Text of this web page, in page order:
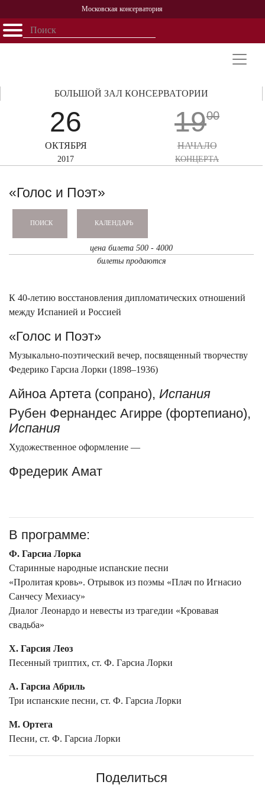
Московская консерватория
Открыть - закрыть
Персоналии
История
26
ОКТЯБРЯ
2017
БОЛЬШОЙ ЗАЛ КОНСЕРВАТОРИИ
1900
НАЧАЛО
КОНЦЕРТА
«Голос и Поэт»
ПОИСК КАЛЕНДАРЬ
цена билета 500 - 4000
билеты продаются
К 40-летию восстановления дипломатических отношений
между Испанией и Россией
«Голос и Поэт»
Музыкально-поэтический вечер, посвященный творчеству
Федерико Гарсиа Лорки (1898–1936)
Айноа Артета (сопрано), Испания
Рубен Фернандес Агирре (фортепиано),
Испания
Художественное оформление —
Фредерик Амат
В программе:
Ф. Гарсиа Лорка
Старинные народные испанские песни
«Пролитая кровь». Отрывок из поэмы «Плач по Игнасио
Санчесу Мехиасу»
Диалог Леонардо и невесты из трагедии «Кровавая
свадьба»
Х. Гарсия Леоз
Песенный триптих, ст. Ф. Гарсиа Лорки
А. Гарсиа Абриль
Три испанские песни, ст. Ф. Гарсиа Лорки
М. Ортега
Песни, ст. Ф. Гарсиа Лорки
Поделиться